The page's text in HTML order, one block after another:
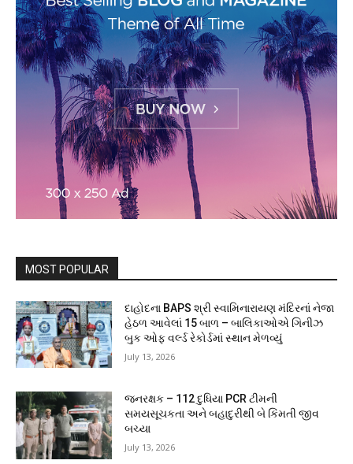
MOST POPULAR
દાહોદના BAPS શ્રી સ્વામિનારાયણ મંદિરનાં નેજા
હેઠળ આવેલાં 15 બાળ – બાલિકાઓએ ગિનીઝ
બુક ઓફ વર્લ્ડ રેકોર્ડમાં સ્થાન મેળવ્યું
July 13, 2026
જનરક્ષક – 112 દુધિયા PCR ટીમની
સમયસૂચકતા અને બહાદુરીથી બે કિંમતી જીવ
બચ્યા
July 13, 2026